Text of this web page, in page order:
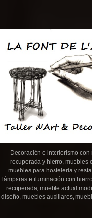
Decoración e interiorismo con
recuperada y hierro, muebles
muebles para hostelería y
lámparas e iluminación con
recuperada, mueble actual
diseño, muebles auxiliares,